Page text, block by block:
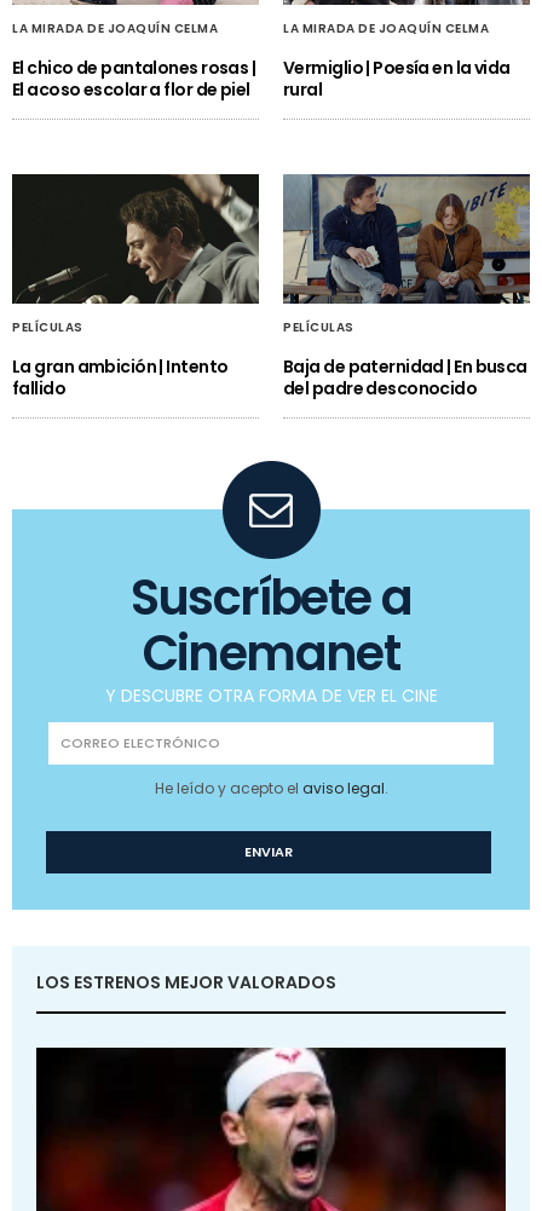
LA MIRADA DE JOAQUÍN CELMA
El chico de pantalones rosas |
El acoso escolar a flor de piel
LA MIRADA DE JOAQUÍN CELMA
Vermiglio | Poesía en la vida
rural
PELÍCULAS
La gran ambición | Intento
fallido
PELÍCULAS
Baja de paternidad | En busca
del padre desconocido
Suscríbete a
Cinemanet
Y DESCUBRE OTRA FORMA DE VER EL CINE
He leído y acepto el aviso legal.
LOS ESTRENOS MEJOR VALORADOS